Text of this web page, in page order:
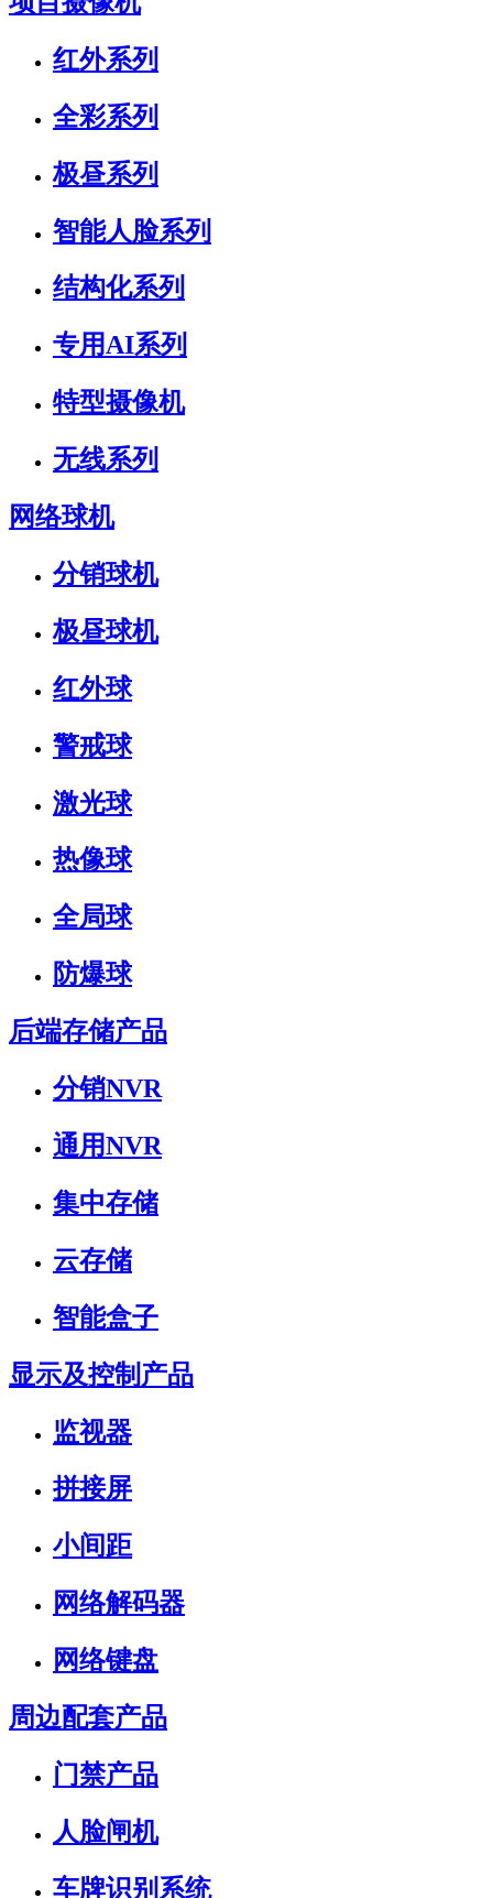
红外系列
全彩系列
极昼系列
智能人脸系列
结构化系列
专用AI系列
特型摄像机
无线系列
网络球机
分销球机
极昼球机
红外球
警戒球
激光球
热像球
全局球
防爆球
后端存储产品
分销NVR
通用NVR
集中存储
云存储
智能盒子
显示及控制产品
监视器
拼接屏
小间距
网络解码器
网络键盘
周边配套产品
门禁产品
人脸闸机
车牌识别系统